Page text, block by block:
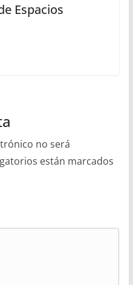
Espacios
no será
están marcados